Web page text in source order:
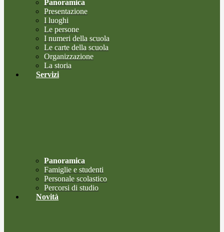
Panoramica
Presentazione
I luoghi
Le persone
I numeri della scuola
Le carte della scuola
Organizzazione
La storia
Servizi
Panoramica
Famiglie e studenti
Personale scolastico
Percorsi di studio
Novità